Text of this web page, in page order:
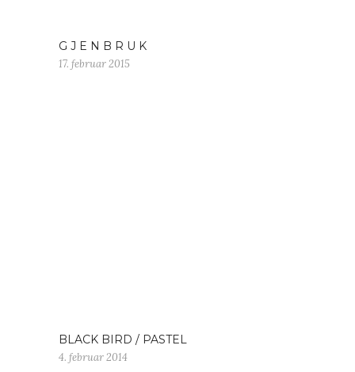
G J E N B R U K
17. februar 2015
BLACK BIRD / PASTEL
4. februar 2014